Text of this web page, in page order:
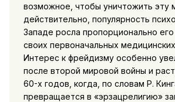
возможное, чтобы уничтожить эту
действительно, популярность
Западе росла пропорционально
своих первоначальных
Интерес к фрейдизму особенно
после второй мировой войны и
60-х годов, ког­да, по словам Р.
превращается в «эрзацрелигию»